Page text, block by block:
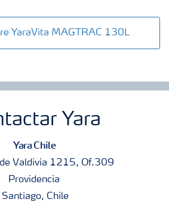
YaraVita MAGTRAC 130L
Yara
Yara Chile
Valdivia 1215, Of.309
Providencia
Santiago, Chile